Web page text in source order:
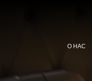
О НАС